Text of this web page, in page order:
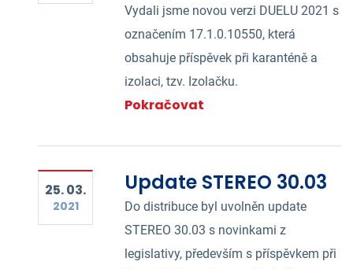
Vydali jsme novou verzi DUELU 2021 s
označením 17.1.0.10550, která
obsahuje příspěvek při karanténě a
izolaci, tzv. Izolačku.
Pokračovat
25. 03.
2021
Update STEREO 30.03
Do distribuce byl uvolněn update
STEREO 30.03 s novinkami z
legislativy, především s příspěvkem při